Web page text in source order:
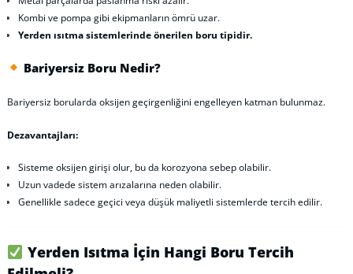
Kombi ve pompa gibi ekipmanların ömrü uzar.
Yerden ısıtma sistemlerinde önerilen boru tipidir.
Bariyersiz Boru Nedir?
Bariyersiz borularda oksijen geçirgenliğini engelleyen katman bulunmaz.
Dezavantajları:
Sisteme oksijen girişi olur, bu da korozyona sebep olabilir.
Uzun vadede sistem arızalarına neden olabilir.
Genellikle sadece geçici veya düşük maliyetli sistemlerde tercih edilir.
Yerden Isıtma İçin Hangi Boru Tercih